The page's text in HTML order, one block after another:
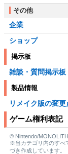
その他
企業
ショップ
掲示板
雑談・質問掲示板
製品情報
リメイク版の変
ゲーム権利表記
© Nintendo/
※当カテゴリ内のすべ
づき作成しています。